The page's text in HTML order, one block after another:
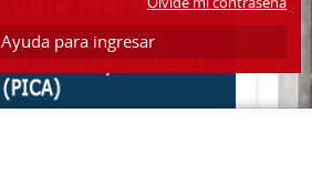
Ayuda para ingresar